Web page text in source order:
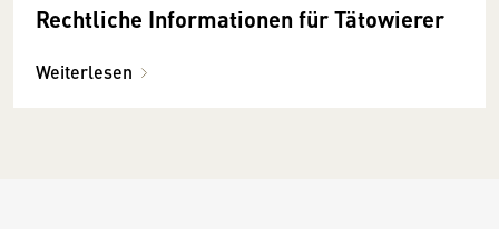
Rechtliche Informationen für Tätowierer
Weiterlesen